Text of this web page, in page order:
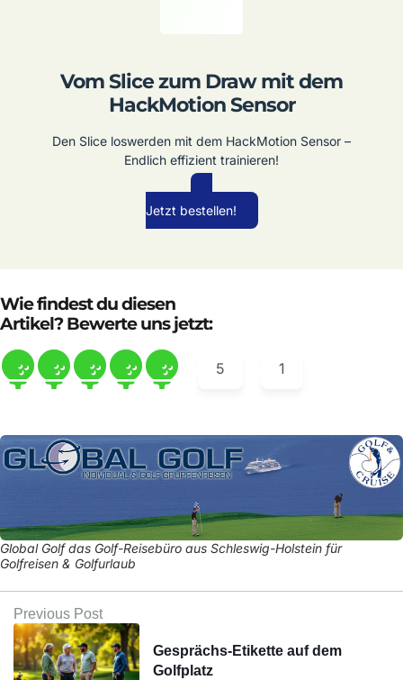
Vom Slice zum Draw mit dem
HackMotion Sensor
Den Slice loswerden mit dem HackMotion Sensor –
Endlich effizient trainieren!
Jetzt bestellen!
Wie findest du diesen
Artikel? Bewerte uns jetzt:
5 1
Global Golf das Golf-Reisebüro aus Schleswig-Holstein für
Golfreisen & Golfurlaub
Previous Post
Gesprächs-Etikette auf dem
Golfplatz